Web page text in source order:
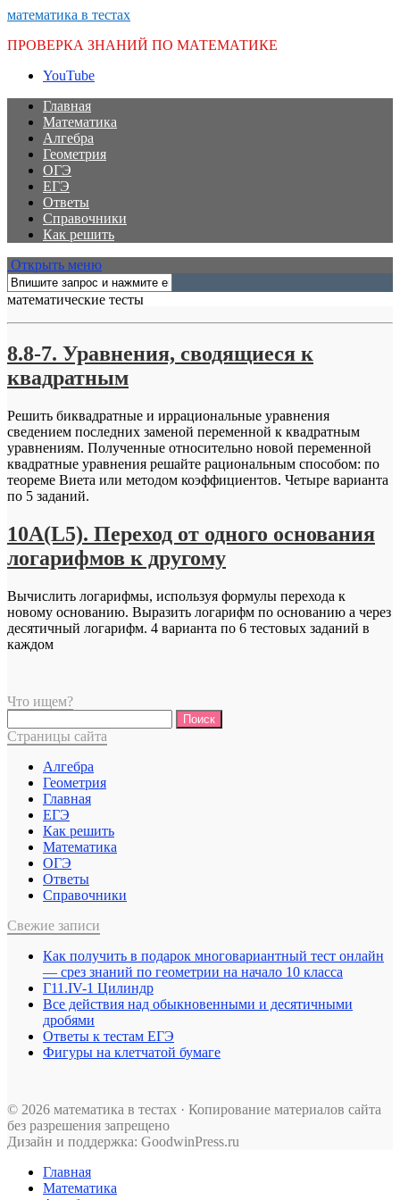
математика в тестах
ПРОВЕРКА ЗНАНИЙ ПО МАТЕМАТИКЕ
YouTube
Главная
Математика
Алгебра
Геометрия
ОГЭ
ЕГЭ
Ответы
Справочники
Как решить
Открыть меню
математические тесты
8.8-7. Уравнения, сводящиеся к
квадратным
Решить биквадратные и иррациональные уравнения
сведением последних заменой переменной к квадратным
уравнениям. Полученные относительно новой переменной
квадратные уравнения решайте рациональным способом: по
теореме Виета или методом коэффициентов. Четыре варианта
по 5 заданий.
10A(L5). Переход от одного основания
логарифмов к другому
Вычислить логарифмы, используя формулы перехода к
новому основанию. Выразить логарифм по основанию а через
десятичный логарифм. 4 варианта по 6 тестовых заданий в
каждом
Что ищем?
Страницы сайта
Алгебра
Геометрия
Главная
ЕГЭ
Как решить
Математика
ОГЭ
Ответы
Справочники
Свежие записи
Как получить в подарок многовариантный тест онлайн
— срез знаний по геометрии на начало 10 класса
Г11.IV-1 Цилиндр
Все действия над обыкновенными и десятичными
дробями
Ответы к тестам ЕГЭ
Фигуры на клетчатой бумаге
© 2026 математика в тестах · Копирование материалов сайта
без разрешения запрещено
Дизайн и поддержка: GoodwinPress.ru
Главная
Математика